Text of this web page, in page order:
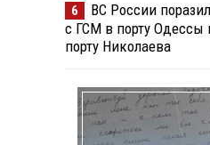
6
ВС России
с ГСМ в порту Одессы
порту Николаева